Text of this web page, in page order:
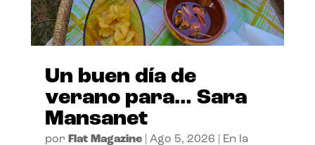
Un buen día de
verano para… Sara
Mansanet
por Flat Magazine| Ago 5, 2026
En la